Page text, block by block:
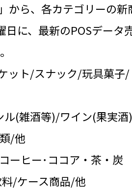
から、各カテゴリーの新
に、最新のPOSデータ
ット/スナック/玩具菓子/
(雑酒等)/ワイン(果実
/他
ヒー･ココア・茶・炭
/ケース商品/他